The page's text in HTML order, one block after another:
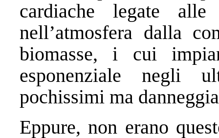
cardiache legate alle
nell’atmosfera dalla
biomasse, i cui
esponenziale negli
pochissimi ma
Eppure, non erano